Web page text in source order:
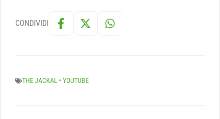
CONDIVIDI
THE JACKAL • YOUTUBE